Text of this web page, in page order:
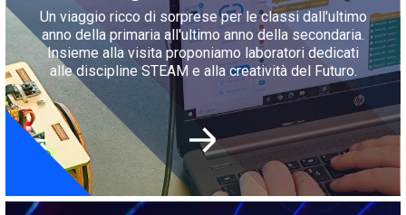
Un viaggio ricco di sorprese per le classi dall'ultimo
anno della primaria all'ultimo anno della secondaria.
Insieme alla visita proponiamo laboratori dedicati
alle discipline STEAM e alla creatività del Futuro.